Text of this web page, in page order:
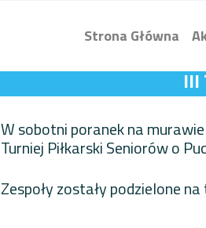
Strona Główna
III
W sobotni poranek na
Turniej Piłkarski Seniorów o
Zespoły zostały podzielone